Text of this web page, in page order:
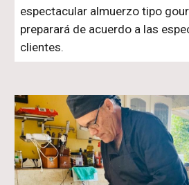
espectacular almuerzo tipo
preparará de acuerdo a las
clientes.